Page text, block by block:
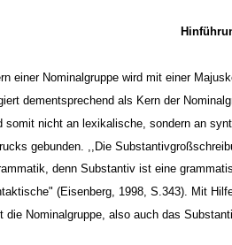
einer Nominalgruppe wird mit einer
dementsprechend als Kern der
somit nicht an lexikalische, sondern an
gebunden. ,,Die
denn Substantiv ist eine
(Eisenberg, 1998, S.343). Mit
die Nominalgruppe, also auch das